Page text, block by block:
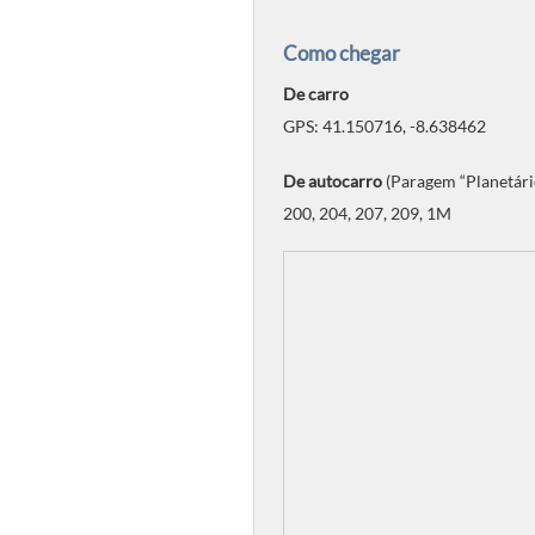
Como chegar
De carro
GPS: 41.150716, -8.638462
De autocarro (Paragem
200, 204, 207, 209, 1M